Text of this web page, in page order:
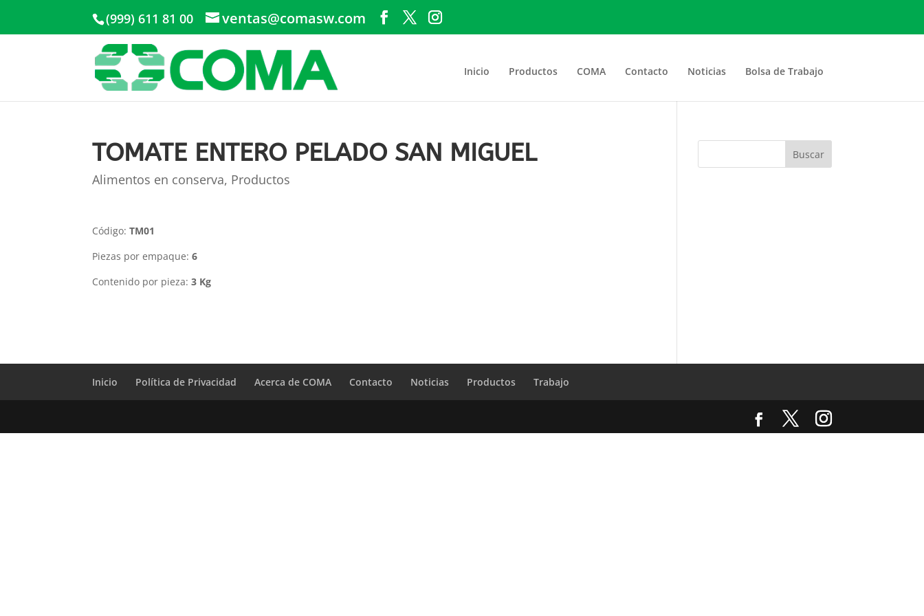
(999) 611 81 00 ventas@comasw.com
Inicio Productos COMA Contacto Noticias Bolsa de Trabajo
TOMATE ENTERO PELADO SAN MIGUEL
Alimentos en conserva, Productos
Código:TM01
Piezas por empaque:6
Contenido por pieza:3 Kg
Inicio Política de Privacidad Acerca de COMA Contacto Noticias Productos Trabajo